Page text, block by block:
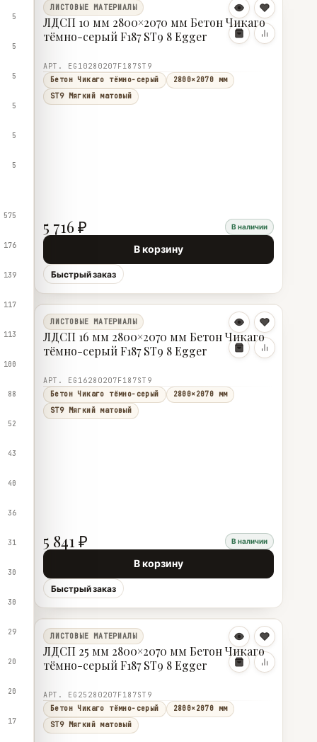
5
5
5
5
5
5
575
176
139
117
113
100
88
52
43
40
36
31
30
30
29
20
20
17
ЛИСТОВЫЕ МАТЕРИАЛЫ
ЛДСП 10 мм 2800×2070 мм Бетон Чикаго
тёмно-серый F187 ST9 8 Egger
АРТ. EG10280207F187ST9
Бетон Чикаго тёмно-серый
2800×2070 мм
ST9 Мягкий матовый
5 716 ₽ В наличии
В корзину
Быстрый заказ
ЛИСТОВЫЕ МАТЕРИАЛЫ
ЛДСП 16 мм 2800×2070 мм Бетон Чикаго
тёмно-серый F187 ST9 8 Egger
АРТ. EG16280207F187ST9
Бетон Чикаго тёмно-серый
2800×2070 мм
ST9 Мягкий матовый
5 841 ₽ В наличии
В корзину
Быстрый заказ
ЛИСТОВЫЕ МАТЕРИАЛЫ
ЛДСП 25 мм 2800×2070 мм Бетон Чикаго
тёмно-серый F187 ST9 8 Egger
АРТ. EG25280207F187ST9
Бетон Чикаго тёмно-серый
2800×2070 мм
ST9 Мягкий матовый